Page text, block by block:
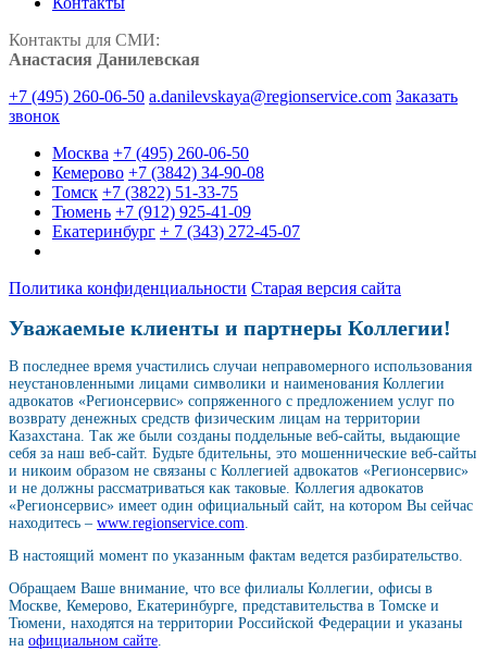
Контакты для СМИ:
Анастасия Данилевская
+7 (495) 260-06-50 a.danilevskaya@regionservice.com Заказать
звонок
Москва +7 (495) 260-06-50
Кемерово +7 (3842) 34-90-08
Томск +7 (3822) 51-33-75
Тюмень +7 (912) 925-41-09
Екатеринбург + 7 (343) 272-45-07
Политика конфиденциальности Старая версия сайта
Уважаемые клиенты и партнеры Коллегии!
В последнее время участились случаи неправомерного использования
неустановленными лицами символики и наименования Коллегии
адвокатов «Регионсервис» сопряженного с предложением услуг по
возврату денежных средств физическим лицам на территории
Казахстана. Так же были созданы поддельные веб-сайты, выдающие
себя за наш веб-сайт. Будьте бдительны, это мошеннические веб-сайты
и никоим образом не связаны с Коллегией адвокатов «Регионсервис»
и не должны рассматриваться как таковые. Коллегия адвокатов
«Регионсервис» имеет один официальный сайт, на котором Вы сейчас
находитесь – www.regionservice.com.
В настоящий момент по указанным фактам ведется разбирательство.
Обращаем Ваше внимание, что все филиалы Коллегии, офисы в
Москве, Кемерово, Екатеринбурге, представительства в Томске и
Тюмени, находятся на территории Российской Федерации и указаны
на официальном сайте.